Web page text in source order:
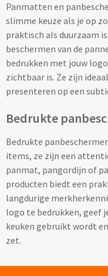
Sporttassen
Strandtassen
Waterbestendige
Koeltassen
Koelboxen bedrukken
Picknicktassen
Picknickmanden
Plunjezakken
Autotassen bedrukken
Custom made
Custom made
Custom made caps
Custom made mutsen
Custom made
Kantoor
Kantoor
Custom made
Zomer
Victorinox
Xtorm
Schrijfwaren &
Schrijfwaren &
Moleskine
Parker
Stilolinea
Panmatten en
slimme keuze als je op
praktisch als duurzaam
beschermen van de
bedrukken met jouw
zichtbaar is. Ze zijn
presenteren op een
Bedrukte
Bedrukte
items, ze zijn een
panmat, pangordijn of
producten biedt een
langdurige
logo te bedrukken, geef
keuken gebruikt wordt
zet.